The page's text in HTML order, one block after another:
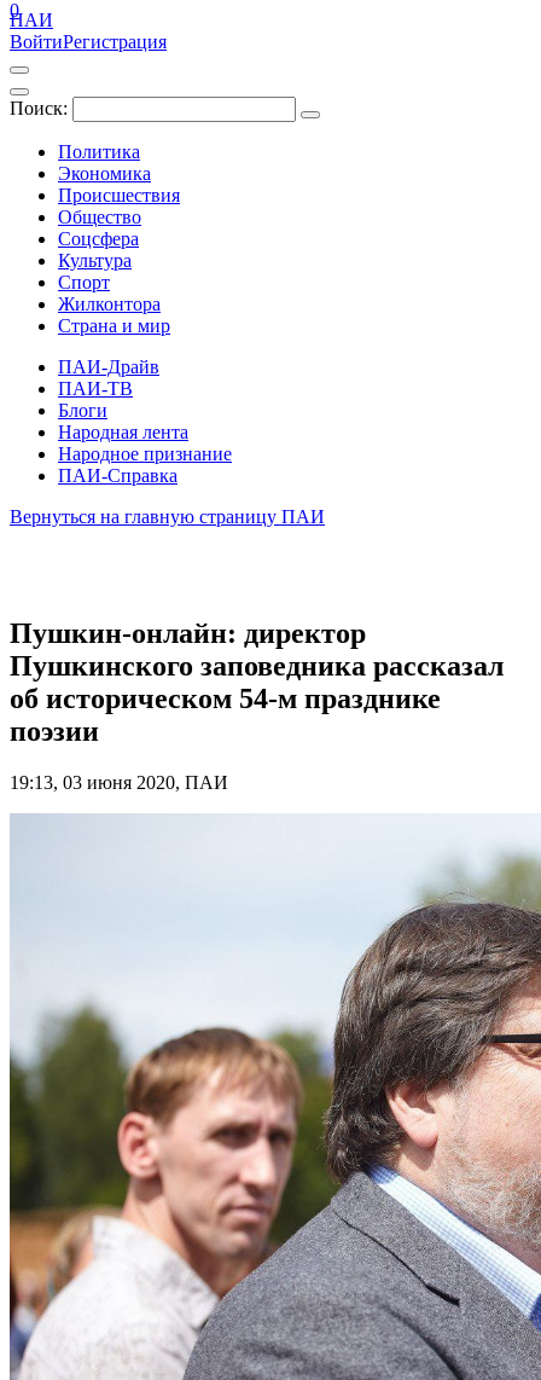
ПАИ
ВойтиРегистрация
Поиск:
Политика
Экономика
Происшествия
Общество
Соцсфера
Культура
Спорт
Жилконтора
Страна и мир
ПАИ-Драйв
ПАИ-ТВ
Блоги
Народная лента
Народное признание
ПАИ-Справка
0
Вернуться на главную страницу ПАИ
Пушкин-онлайн: директор
Пушкинского заповедника рассказал
об историческом 54-м празднике
поэзии
19:13, 03 июня 2020, ПАИ